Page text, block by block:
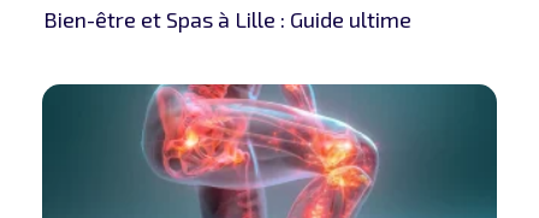
Bien-être et Spas à Lille : Guide ultime